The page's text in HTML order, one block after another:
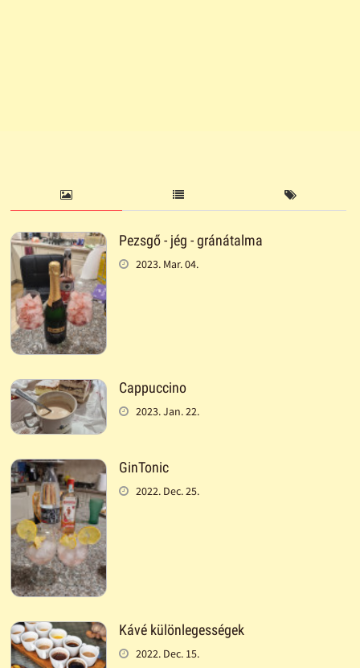
Pezsgő - jég - gránátalma
2023. Mar. 04.
Cappuccino
2023. Jan. 22.
GinTonic
2022. Dec. 25.
Kávé különlegességek
2022. Dec. 15.